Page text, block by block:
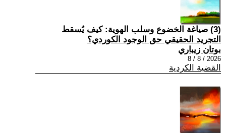
(3) صياغة الخضوع وسلب الهوية: كيف يُسقط
التجريد الحقيقي حق الوجود الكوردي؟
بوتان زيباري
2026 / 8 / 8
القضية الكردية